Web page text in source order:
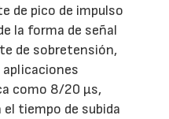
de pico de impulso
la forma de señal
de sobretensión,
aplicaciones
como 8/20 µs,
tiempo de subida